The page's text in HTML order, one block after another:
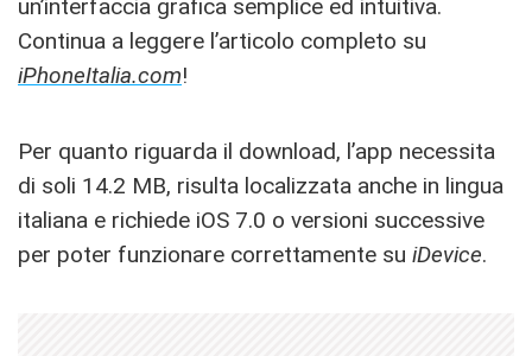
un’interfaccia grafica semplice ed intuitiva.
Continua a leggere l’articolo completo su
iPhoneItalia.com!
Per quanto riguarda il download, l’app necessita
di soli 14.2 MB, risulta localizzata anche in lingua
italiana e richiede iOS 7.0 o versioni successive
per poter funzionare correttamente su iDevice.